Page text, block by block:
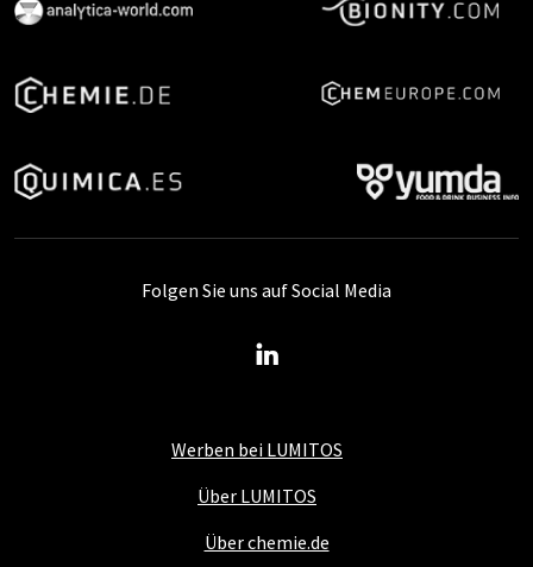
Werben bei LUMITOS
Über LUMITOS
Über chemie.de
Folgen Sie uns auf Social Media